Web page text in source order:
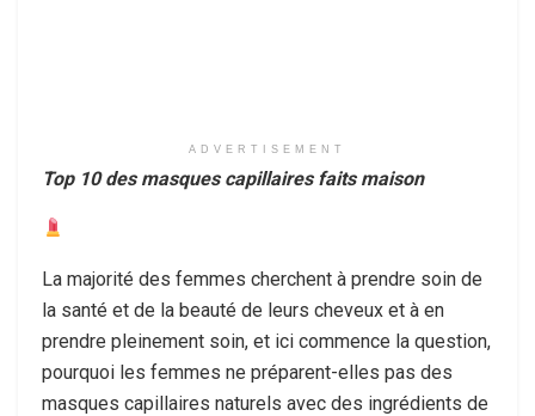
ADVERTISEMENT
Top 10 des masques capillaires faits maison
La majorité des femmes cherchent à prendre soin de
la santé et de la beauté de leurs cheveux et à en
prendre pleinement soin, et ici commence la question,
pourquoi les femmes ne préparent-elles pas des
masques capillaires naturels avec des ingrédients de